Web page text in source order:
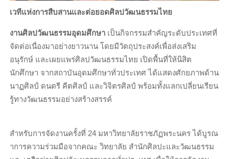
เวทีแห่งการสืบสานและต่อยอดศิลปวัฒนธรรมไทย
งานศิลปวัฒนธรรมอุดมศึกษาเป็นกิจกรรมสำคัญระดับประเทศที่
จัดต่อเนื่องมาอย่างยาวนาน โดยมีวัตถุประสงค์เพื่อส่งเสริม
อนุรักษ์ และเผยแพร่ศิลปวัฒนธรรมไทย เปิดพื้นที่ให้นิสิต
นักศึกษา จากสถาบันอุดมศึกษาทั่วประเทศ ได้แสดงศักยภาพด้าน
นาฏศิลป์ ดนตรี คีตศิลป์ และวิจิตรศิลป์ พร้อมทั้งแลกเปลี่ยนเรียน
รู้ทางวัฒนธรรมอย่างสร้างสรรค์
สำหรับการจัดงานครั้งที่ 24 มหาวิทยาลัยราชภัฏพระนคร ได้บูรณ
าการความร่วมมือจากคณะ วิทยาลัย สำนักศิลปะและวัฒนธรรม